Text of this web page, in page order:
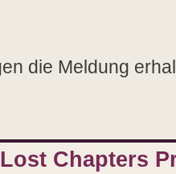
die Meldung
Chapters